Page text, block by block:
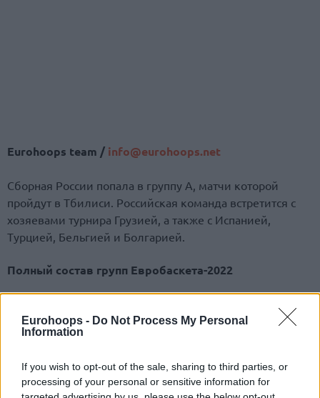
Eurohoops - Do Not Process My Personal
Information
If you wish to opt-out of the sale, sharing to third parties, or
processing of your personal or sensitive information for
Eurohoops team / info@eurohoops.net
Сборная России попала в группу A, матчи которой
пройдут в Тбилиси. Российская команда встретится с
хозяевами турнира Грузией, а также с Испанией,
Турцией, Бельгией и Болгарией.
Полный состав групп Евробаскета-2022
Болгария.
Венгрия, Босния и Герцеговина.